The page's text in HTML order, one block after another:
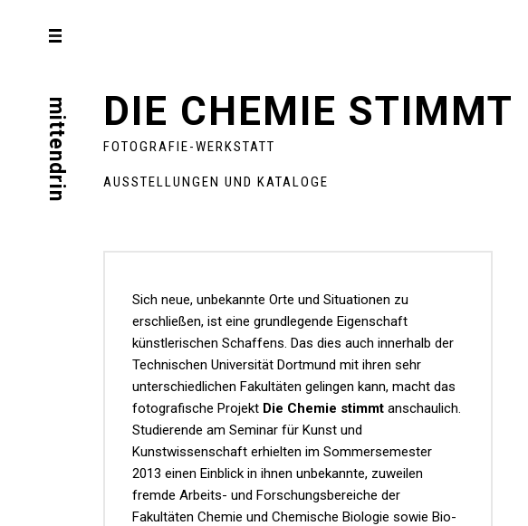
DIE CHEMIE STIMMT
FOTOGRAFIE-WERKSTATT
AUSSTELLUNGEN UND KATALOGE
Sich neue, unbekannte Orte und Situationen zu
erschließen, ist eine grundlegende Eigenschaft
künstlerischen Schaffens. Das dies auch innerhalb der
Technischen Universität Dortmund mit ihren sehr
unterschiedlichen Fakultäten gelingen kann, macht das
fotografische Projekt Die Chemie stimmt anschaulich.
Studierende am Seminar für Kunst und
Kunstwissenschaft erhielten im Sommersemester
2013 einen Einblick in ihnen unbekannte, zuweilen
fremde Arbeits- und Forschungsbereiche der
Fakultäten Chemie und Chemische Biologie sowie Bio-
mittendrin